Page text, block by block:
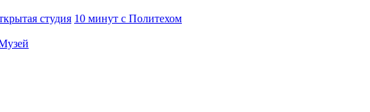
студия 10 минут с Политехом